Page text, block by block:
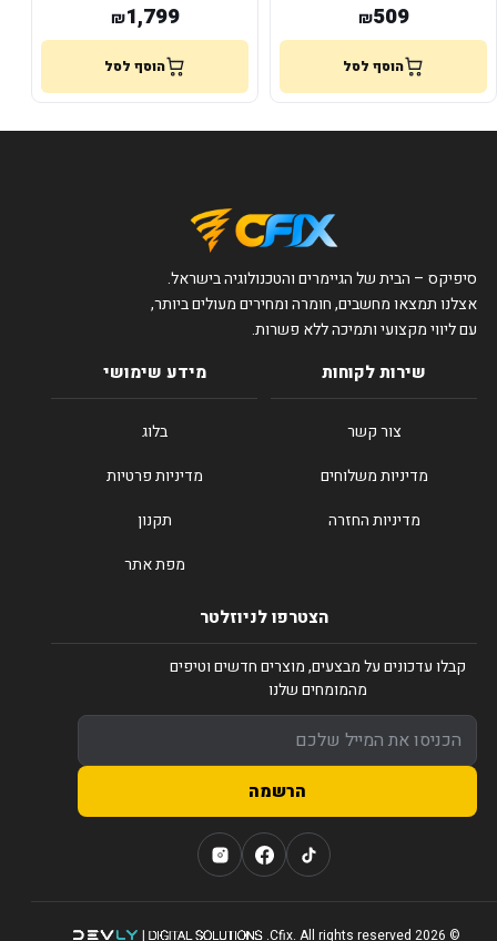
₪509
הוסף לסל
₪1,799
הוסף לסל
סיפיקס – הבית של הגיימרים והטכנולוגיה בישראל.
אצלנו תמצאו מחשבים, חומרה ומחירים מעולים ביותר,
עם ליווי מקצועי ותמיכה ללא פשרות.
שירות לקוחות
צור קשר
מדיניות משלוחים
מדיניות החזרה
מידע שימושי
בלוג
מדיניות פרטיות
תקנון
מפת אתר
הצטרפו לניוזלטר
קבלו עדכונים על מבצעים, מוצרים חדשים וטיפים
מהמומחים שלנו
הרשמה
© 2026 Cfix. All rights reserved.